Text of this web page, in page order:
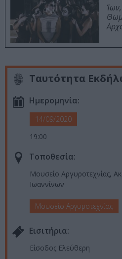
Ταυτότητα
Ημερομηνία:
14/09/2020
19:00
Τοποθεσία:
Μουσείο Αργυροτεχνίας,
Ιωαννίνων
Μουσείο Αργυροτεχνίας
Eισιτήρια:
Είσοδος Ελεύθερη